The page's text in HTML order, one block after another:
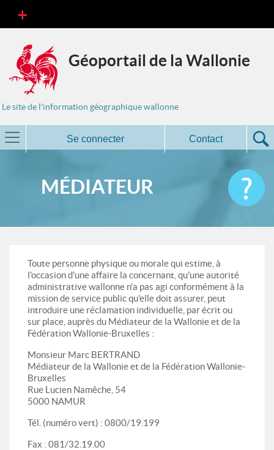
Géoportail de la Wallonie
Le site de l'information géographique wallonne
Se connecter Contact
MÉDIATEUR
Toute personne physique ou morale qui estime, à
l'occasion d'une affaire la concernant, qu'une autorité
administrative wallonne n'a pas agi conformément à la
mission de service public qu'elle doit assurer, peut
introduire une réclamation individuelle, par écrit ou
sur place, auprès du Médiateur de la Wallonie et de la
Fédération Wallonie-Bruxelles :
Monsieur Marc BERTRAND
Médiateur de la Wallonie et de la Fédération Wallonie-
Bruxelles
Rue Lucien Namêche, 54
5000 NAMUR
Tél. (numéro vert) : 0800/19.199
Fax : 081/32.19.00